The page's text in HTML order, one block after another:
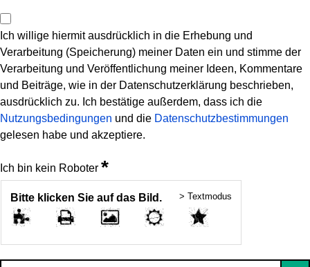
Ich willige hiermit ausdrücklich in die Erhebung und
Verarbeitung (Speicherung) meiner Daten ein und stimme der
Verarbeitung und Veröffentlichung meiner Ideen, Kommentare
und Beiträge, wie in der Datenschutzerklärung beschrieben,
ausdrücklich zu. Ich bestätige außerdem, dass ich die
Nutzungsbedingungen und die Datenschutzbestimmungen
gelesen habe und akzeptiere.
Ich bin kein Roboter *
Bitte klicken Sie auf das Bild. > Textmodus